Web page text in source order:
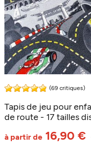
(69 critiques)
Tapis de jeu pour
de route - 17 tailles
à partir de 16,90 €